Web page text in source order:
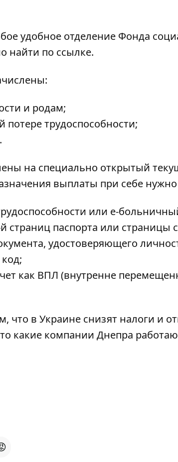
удобное отделение Фонда
найти по ссылке.
и родам;
трудоспособности;
на специально открытый
выплаты при себе
или е-
страниц паспорта или страницы
удостоверяющего
как ВПЛ (внутренне
что в Украине снизят налоги и
какие компании Днепра